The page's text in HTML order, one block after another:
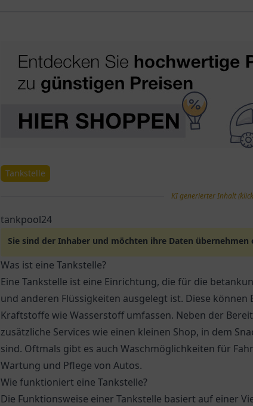
Tankstelle
KI generierter Inhalt
tankpool24
Sie sind der Inhaber und möchten ihre Daten übernehmen
Was ist eine Tankstelle?
Eine Tankstelle ist eine Einrichtung, die für die
und anderen Flüssigkeiten ausgelegt ist. Diese
Kraftstoffe wie Wasserstoff umfassen. Neben der
zusätzliche Services wie einen kleinen Shop, in dem
sind. Oftmals gibt es auch Waschmöglichkeiten für
Wartung und Pflege von Autos.
Wie funktioniert eine Tankstelle?
Die Funktionsweise einer Tankstelle basiert auf einer